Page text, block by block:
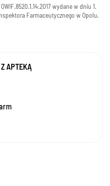
wydane w dniu 1.
Farmaceutycznego w Opolu.
APTEKĄ